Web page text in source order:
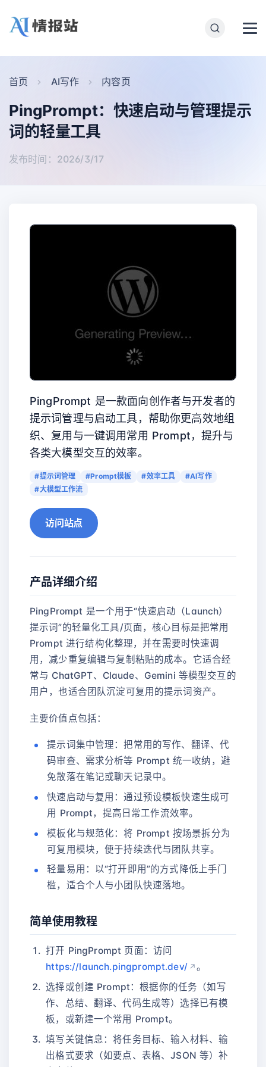
首页 AI写作 内容页
PingPrompt：快速启动与管理提示
词的轻量工具
发布时间：2026/3/17
PingPrompt 是一款面向创作者与开发者的
提示词管理与启动工具，帮助你更高效地组
织、复用与一键调用常用 Prompt，提升与
各类大模型交互的效率。
#提示词管理 #Prompt模板 #效率工具
#AI写作
#大模型工作流
访问站点
产品详细介绍
PingPrompt 是一个用于“快速启动（Launch）
提示词”的轻量化工具/页面，核心目标是把常用
Prompt 进行结构化整理，并在需要时快速调
用，减少重复编辑与复制粘贴的成本。它适合经
常与 ChatGPT、Claude、Gemini 等模型交互的
用户，也适合团队沉淀可复用的提示词资产。
主要价值点包括：
提示词集中管理：把常用的写作、翻译、代
码审查、需求分析等 Prompt 统一收纳，避
免散落在笔记或聊天记录中。
快速启动与复用：通过预设模板快速生成可
用 Prompt，提高日常工作流效率。
模板化与规范化：将 Prompt 按场景拆分为
可复用模块，便于持续迭代与团队共享。
轻量易用：以“打开即用”的方式降低上手门
槛，适合个人与小团队快速落地。
简单使用教程
打开 PingPrompt 页面：访问
https://launch.pingprompt.dev/
。
选择或创建 Prompt：根据你的任务（如写
作、总结、翻译、代码生成等）选择已有模
板，或新建一个常用 Prompt。
填写关键信息：将任务目标、输入材料、输
出格式要求（如要点、表格、JSON 等）补